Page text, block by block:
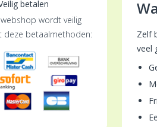
betalen
wordt veilig
deze betaalmethoden:
Zelf
veel